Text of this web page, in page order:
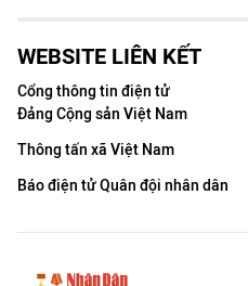
WEBSITE LIÊN KẾT
Cổng thông tin điện tử
Đảng Cộng sản Việt Nam
Thông tấn xã Việt Nam
Báo điện tử Quân đội nhân dân